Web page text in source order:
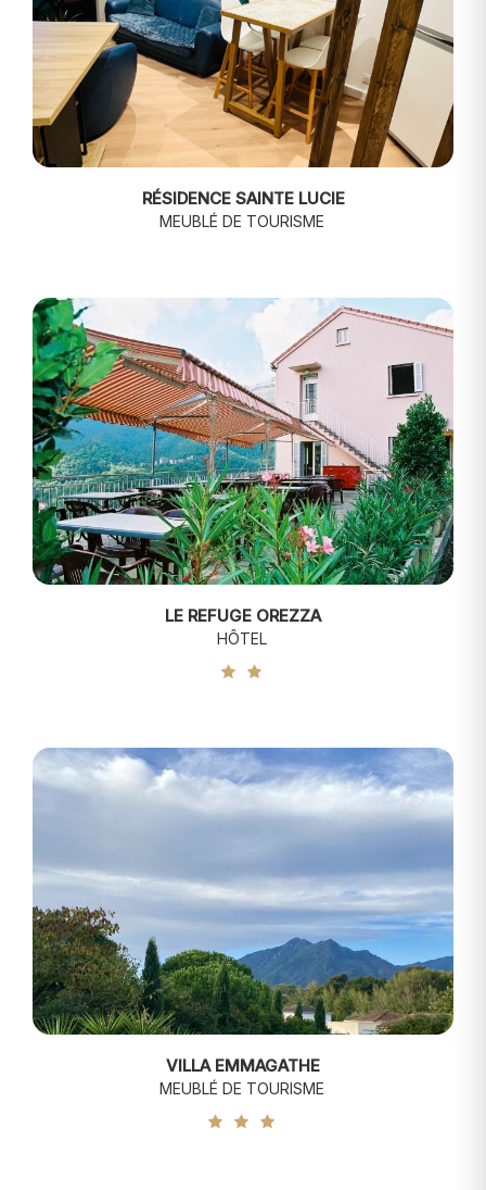
RÉSIDENCE SAINTE LUCIE
MEUBLÉ DE TOURISME
LE REFUGE OREZZA
HÔTEL
VILLA EMMAGATHE
MEUBLÉ DE TOURISME